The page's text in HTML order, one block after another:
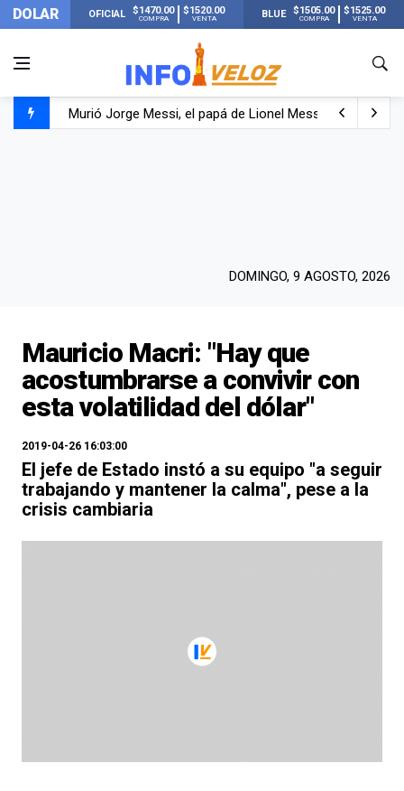
DOLAR OFICIAL $1470.00
COMPRA
$1520.00
VENTA BLUE $1505.00
COMPRA
$1525.00
VENTA
Murió Jorge Messi, el papá de Lionel Messi
DOMINGO, 9 AGOSTO, 2026
Mauricio Macri: "Hay que
acostumbrarse a convivir con
esta volatilidad del dólar"
2019-04-26 16:03:00
El jefe de Estado instó a su equipo "a seguir
trabajando y mantener la calma", pese a la
crisis cambiaria